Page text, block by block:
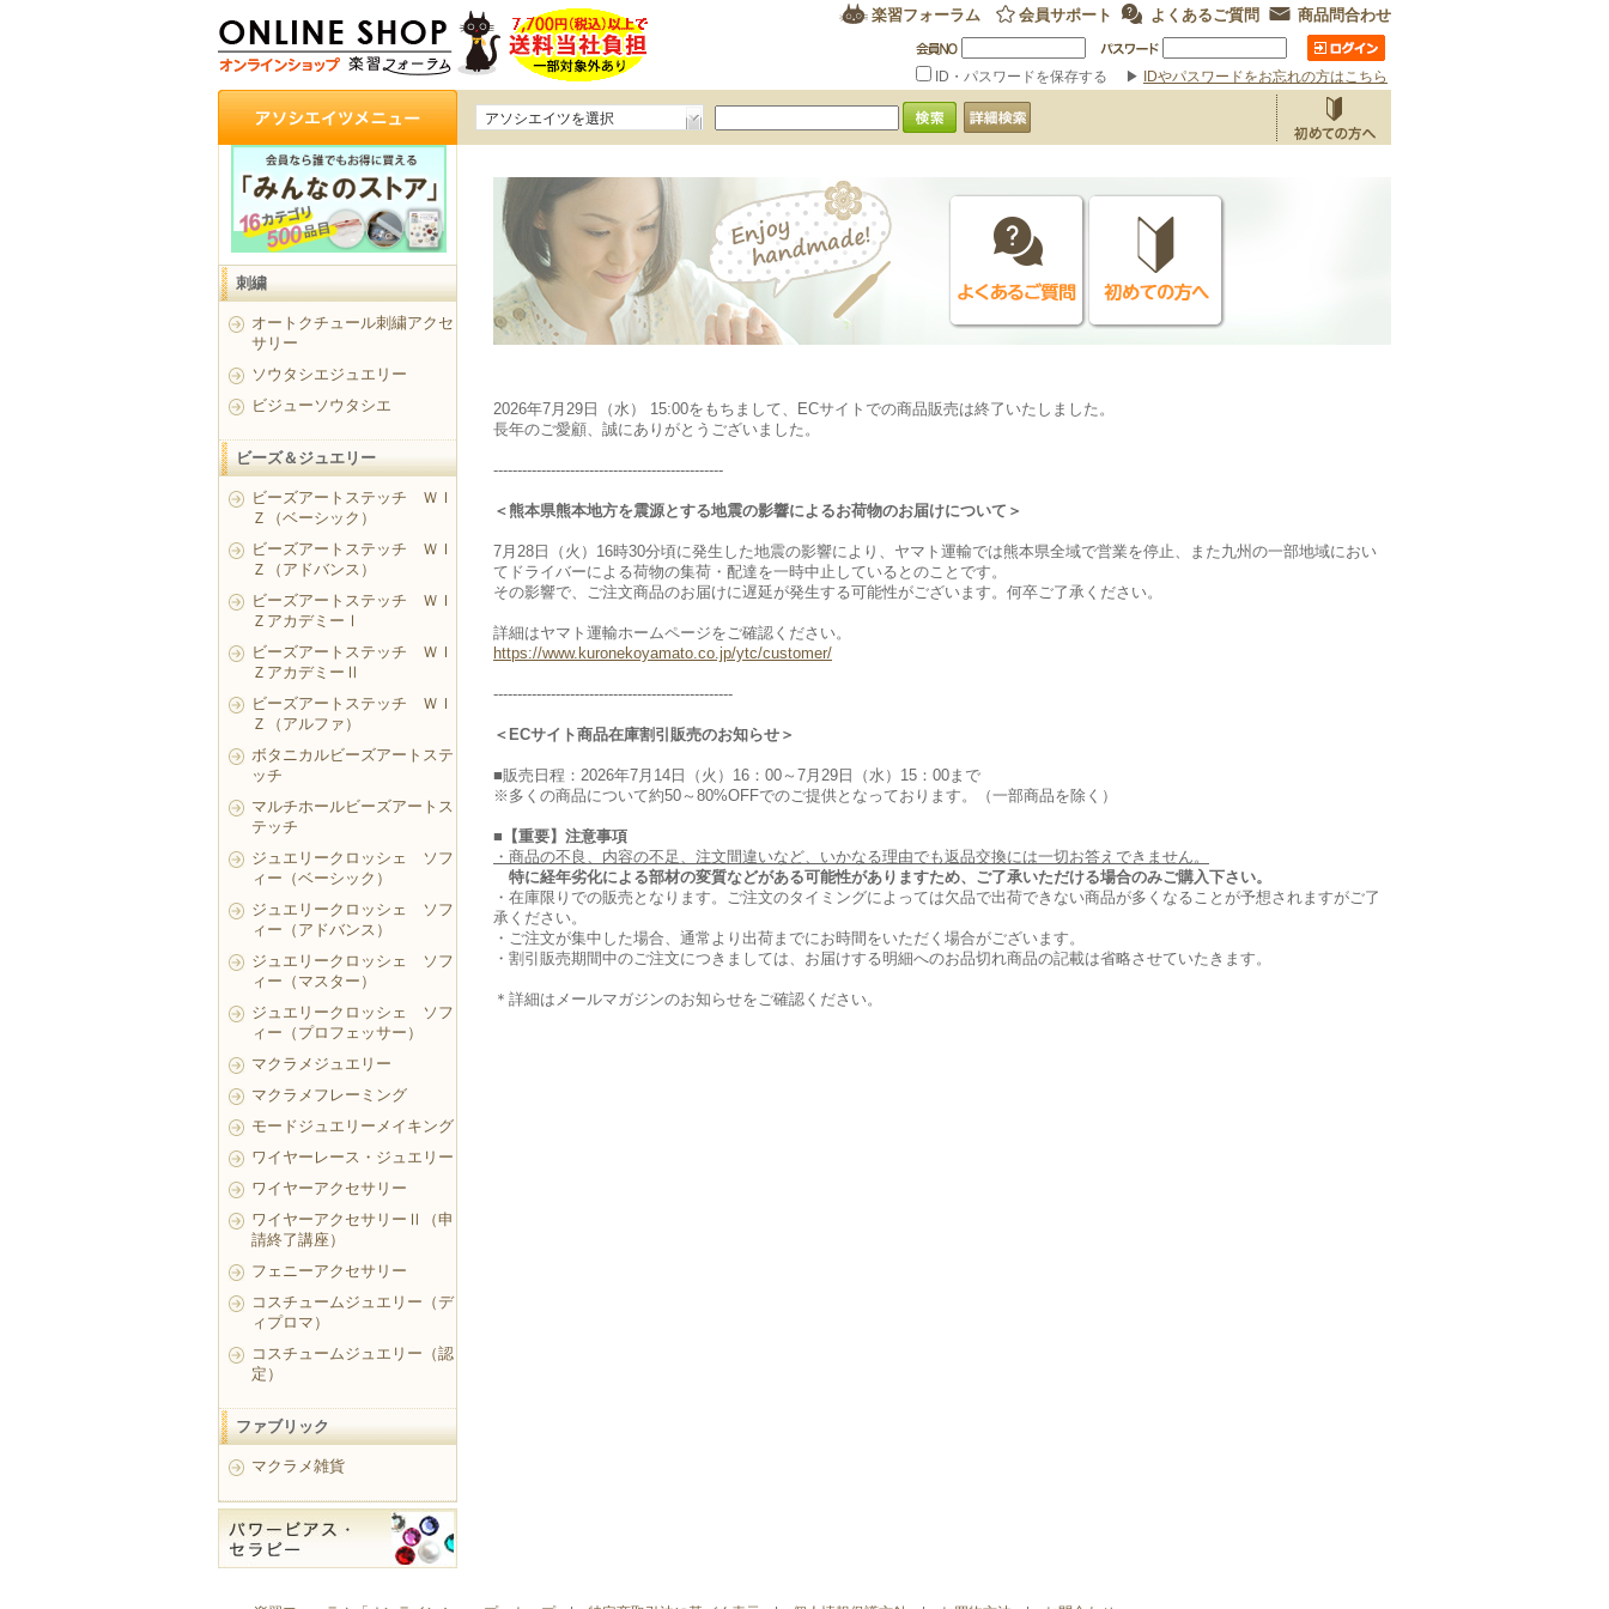
楽習フォーラム 会員サポート よくあるご質問 商品問合わせ
ID・パスワードを保存する ▶ IDやパスワードをお忘れの方はこちら
アソシエイツを選択
2026年7月29日（水） 15:00をもちまして、ECサイトでの商品販売は終了いたしました。
長年のご愛顧、誠にありがとうございました。
------------------------------------------------
＜熊本県熊本地方を震源とする地震の影響によるお荷物のお届けについて＞
7月28日（火）16時30分頃に発生した地震の影響により、ヤマト運輸では熊本県全域で営業を停止、また九州の一部地域におい
てドライバーによる荷物の集荷・配達を一時中止しているとのことです。
その影響で、ご注文商品のお届けに遅延が発生する可能性がございます。何卒ご了承ください。
詳細はヤマト運輸ホームページをご確認ください。
https://www.kuronekoyamato.co.jp/ytc/customer/
--------------------------------------------------
＜ECサイト商品在庫割引販売のお知らせ＞
■販売日程：2026年7月14日（火）16：00～7月29日（水）15：00まで
※多くの商品について約50～80%OFFでのご提供となっております。（一部商品を除く）
■【重要】注意事項
・商品の不良、内容の不足、注文間違いなど、いかなる理由でも返品交換には一切お答えできません。
特に経年劣化による部材の変質などがある可能性がありますため、ご了承いただける場合のみご購入下さい。
・在庫限りでの販売となります。ご注文のタイミングによっては欠品で出荷できない商品が多くなることが予想されますがご了
承ください。
・ご注文が集中した場合、通常より出荷までにお時間をいただく場合がございます。
・割引販売期間中のご注文につきましては、お届けする明細へのお品切れ商品の記載は省略させていたきます。
＊詳細はメールマガジンのお知らせをご確認ください。
刺繍
オートクチュール刺繍アクセ
サリー
ソウタシエジュエリー
ビジューソウタシエ
ビーズ＆ジュエリー
ビーズアートステッチ ＷＩ
Ｚ（ベーシック）
ビーズアートステッチ ＷＩ
Ｚ（アドバンス）
ビーズアートステッチ ＷＩ
ＺアカデミーⅠ
ビーズアートステッチ ＷＩ
ＺアカデミーⅡ
ビーズアートステッチ ＷＩ
Ｚ（アルファ）
ボタニカルビーズアートステ
ッチ
マルチホールビーズアートス
テッチ
ジュエリークロッシェ ソフ
ィー（ベーシック）
ジュエリークロッシェ ソフ
ィー（アドバンス）
ジュエリークロッシェ ソフ
ィー（マスター）
ジュエリークロッシェ ソフ
ィー（プロフェッサー）
マクラメジュエリー
マクラメフレーミング
モードジュエリーメイキング
ワイヤーレース・ジュエリー
ワイヤーアクセサリー
ワイヤーアクセサリーⅡ（申
請終了講座）
フェニーアクセサリー
コスチュームジュエリー（デ
ィプロマ）
コスチュームジュエリー（認
定）
ファブリック
マクラメ雑貨